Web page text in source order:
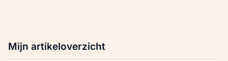
Mijn artikeloverzicht